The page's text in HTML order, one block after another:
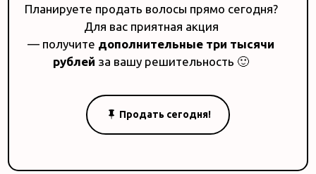
Планируете продать волосы прямо сегодня?
Для вас приятная акция
— получите дополнительные три тысячи
рублей за вашу решительность 🙂
Продать сегодня!